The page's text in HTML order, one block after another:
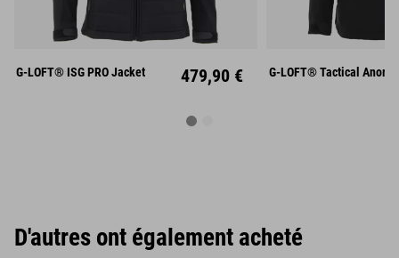
L
XL XXL
G-LOFT® ISG PRO Jacket 479,90 € XL
G-LOFT® Tactical Anorak
D'autres ont également acheté